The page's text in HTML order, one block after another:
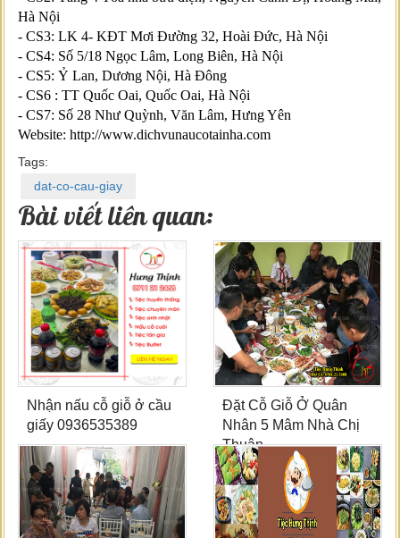
Hà Nội
- CS3: LK 4- KĐT Mơi Đường 32, Hoài Đức, Hà Nội
- CS4: Số 5/18 Ngọc Lâm, Long Biên, Hà Nội
- CS5: Ỷ Lan, Dương Nội, Hà Đông
- CS6 : TT Quốc Oai, Quốc Oai, Hà Nội
- CS7: Số 28 Như Quỳnh, Văn Lâm, Hưng Yên
Website: http://www.dichvunaucotainha.com
Tags:
dat-co-cau-giay
Bài viết liên quan:
Nhận nấu cỗ giỗ ở cầu
giấy 0936535389
Đặt Cỗ Giỗ Ở Quân
Nhân 5 Mâm Nhà Chị
Thuận